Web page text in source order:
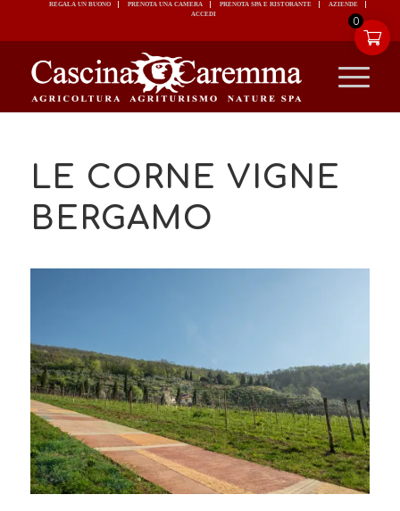
0
REGALA UN BUONO PRENOTA UNA CAMERA PRENOTA SPA E RISTORANTE
LE CORNE VIGNE
BERGAMO